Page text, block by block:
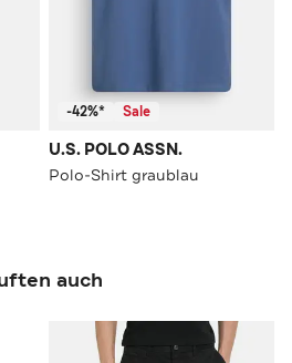
-42%* Sale
U.S. POLO ASSN.
Polo-Shirt graublau
auch